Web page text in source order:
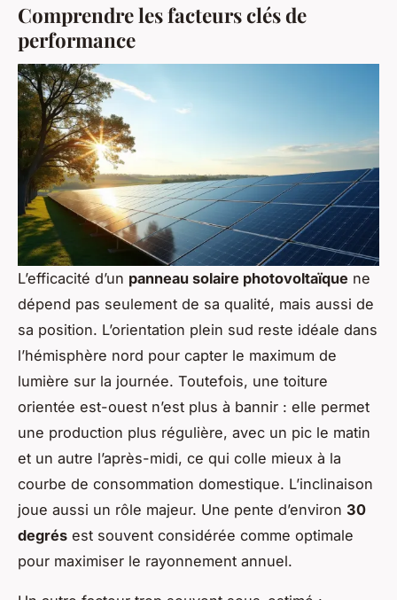
Comprendre les facteurs clés de
performance
L’efficacité d’un panneau solaire photovoltaïque ne
dépend pas seulement de sa qualité, mais aussi de
sa position. L’orientation plein sud reste idéale dans
l’hémisphère nord pour capter le maximum de
lumière sur la journée. Toutefois, une toiture
orientée est-ouest n’est plus à bannir : elle permet
une production plus régulière, avec un pic le matin
et un autre l’après-midi, ce qui colle mieux à la
courbe de consommation domestique. L’inclinaison
joue aussi un rôle majeur. Une pente d’environ 30
degrés est souvent considérée comme optimale
pour maximiser le rayonnement annuel.